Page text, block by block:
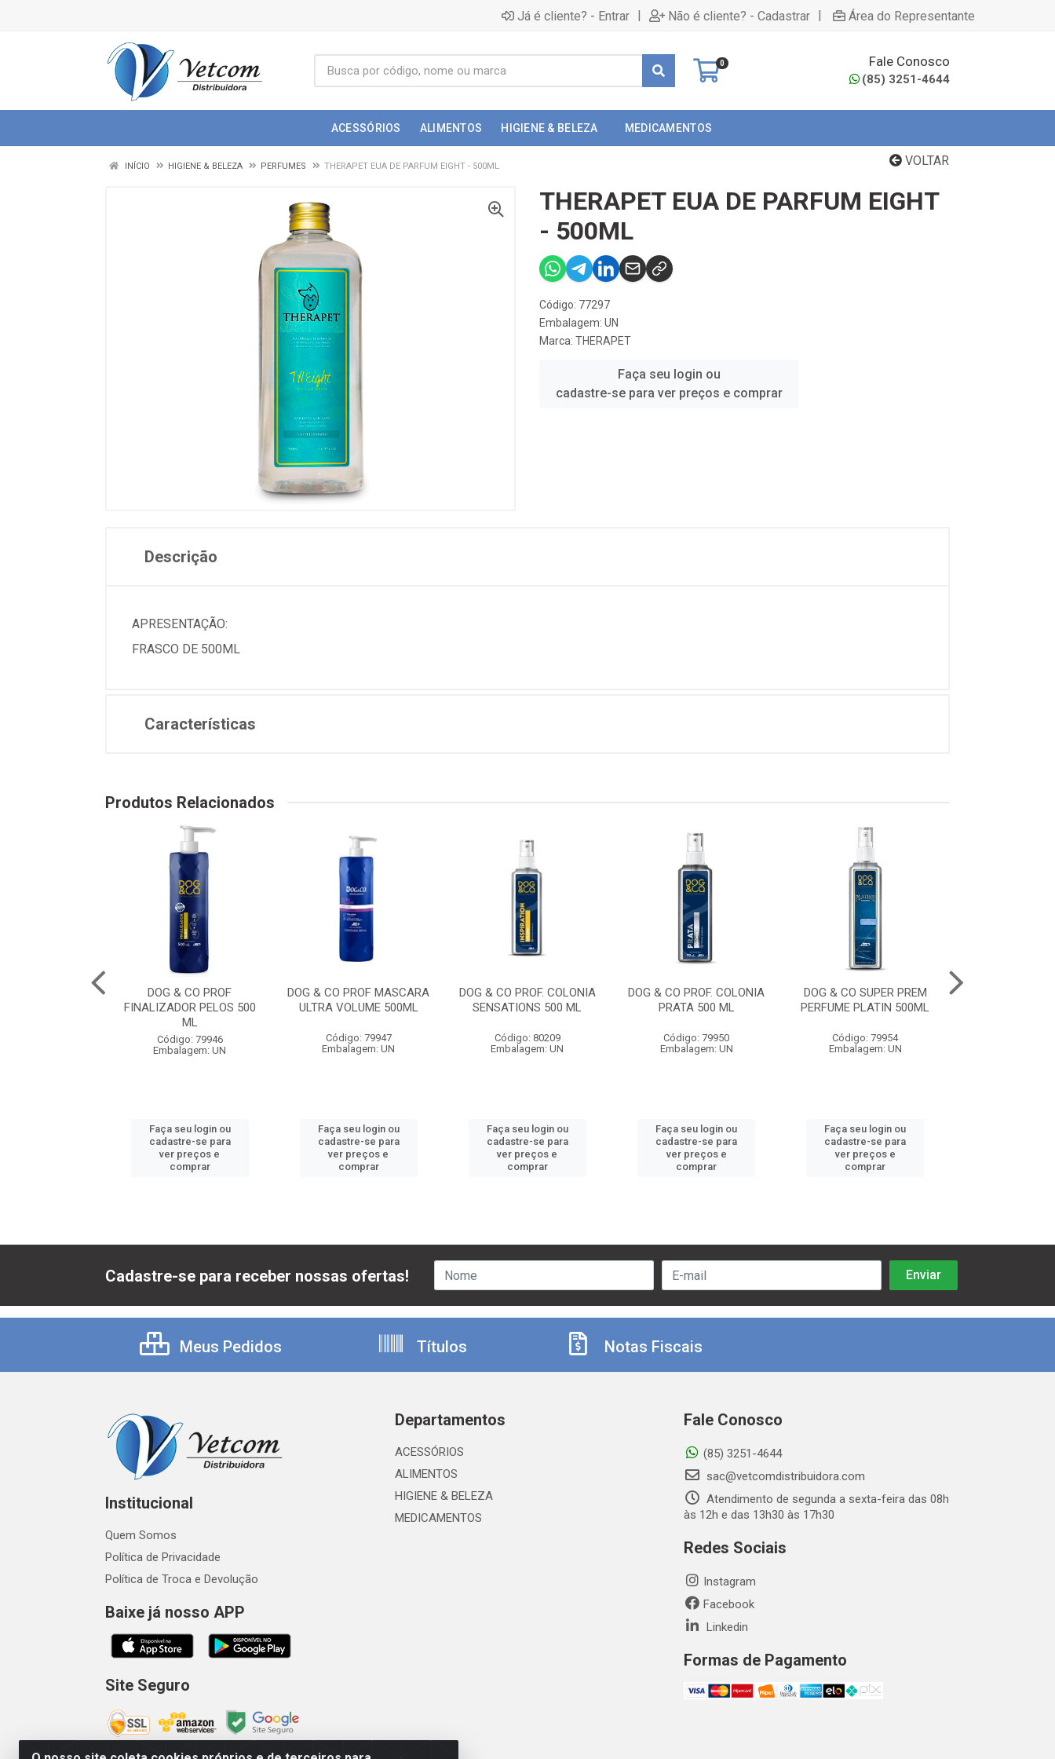
Já é cliente? - Entrar | Não é cliente? - Cadastrar | Área do Representante
0 Fale Conosco
(85) 3251-4644
ACESSÓRIOS ALIMENTOS HIGIENE & BELEZA MEDICAMENTOS
VOLTAR
INÍCIO HIGIENE & BELEZA PERFUMES THERAPET EUA DE PARFUM EIGHT - 500ML
THERAPET EUA DE PARFUM EIGHT
- 500ML
Código: 77297
Embalagem: UN
Marca: THERAPET
Faça seu login ou
cadastre-se para ver preços e comprar
Descrição
APRESENTAÇÃO:
FRASCO DE 500ML
Características
Produtos Relacionados
DOG & CO PROF
FINALIZADOR PELOS 500
ML
Código: 79946
Embalagem: UN
Faça seu login ou
cadastre-se para
ver preços e
comprar
DOG & CO PROF MASCARA
ULTRA VOLUME 500ML
Código: 79947
Embalagem: UN
Faça seu login ou
cadastre-se para
ver preços e
comprar
DOG & CO PROF. COLONIA
SENSATIONS 500 ML
Código: 80209
Embalagem: UN
Faça seu login ou
cadastre-se para
ver preços e
comprar
DOG & CO PROF. COLONIA
PRATA 500 ML
Código: 79950
Embalagem: UN
Faça seu login ou
cadastre-se para
ver preços e
comprar
DOG & CO SUPER PREM
PERFUME PLATIN 500ML
Código: 79954
Embalagem: UN
Faça seu login ou
cadastre-se para
ver preços e
comprar
Cadastre-se para receber nossas ofertas!
Meus Pedidos Títulos Notas Fiscais
Institucional
Quem Somos
Política de Privacidade
Política de Troca e Devolução
Baixe já nosso APP
Site Seguro
Departamentos
ACESSÓRIOS
ALIMENTOS
HIGIENE & BELEZA
MEDICAMENTOS
Fale Conosco
(85) 3251-4644
sac@vetcomdistribuidora.com
Atendimento de segunda a sexta-feira das 08h
às 12h e das 13h30 às 17h30
Redes Sociais
Instagram
Facebook
Linkedin
Formas de Pagamento